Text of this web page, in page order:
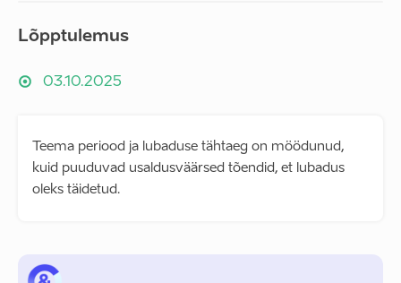
Lõpptulemus
03.10.2025
Teema periood ja lubaduse tähtaeg on möödunud,
kuid puuduvad usaldusväärsed tõendid, et lubadus
oleks täidetud.